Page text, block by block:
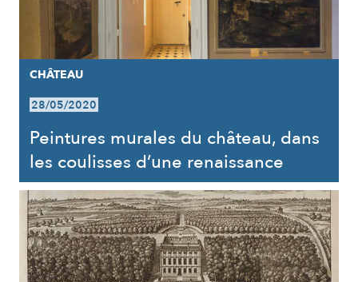
CHÂTEAU
28/05/2020
Peintures murales du château, dans
les coulisses d’une renaissance